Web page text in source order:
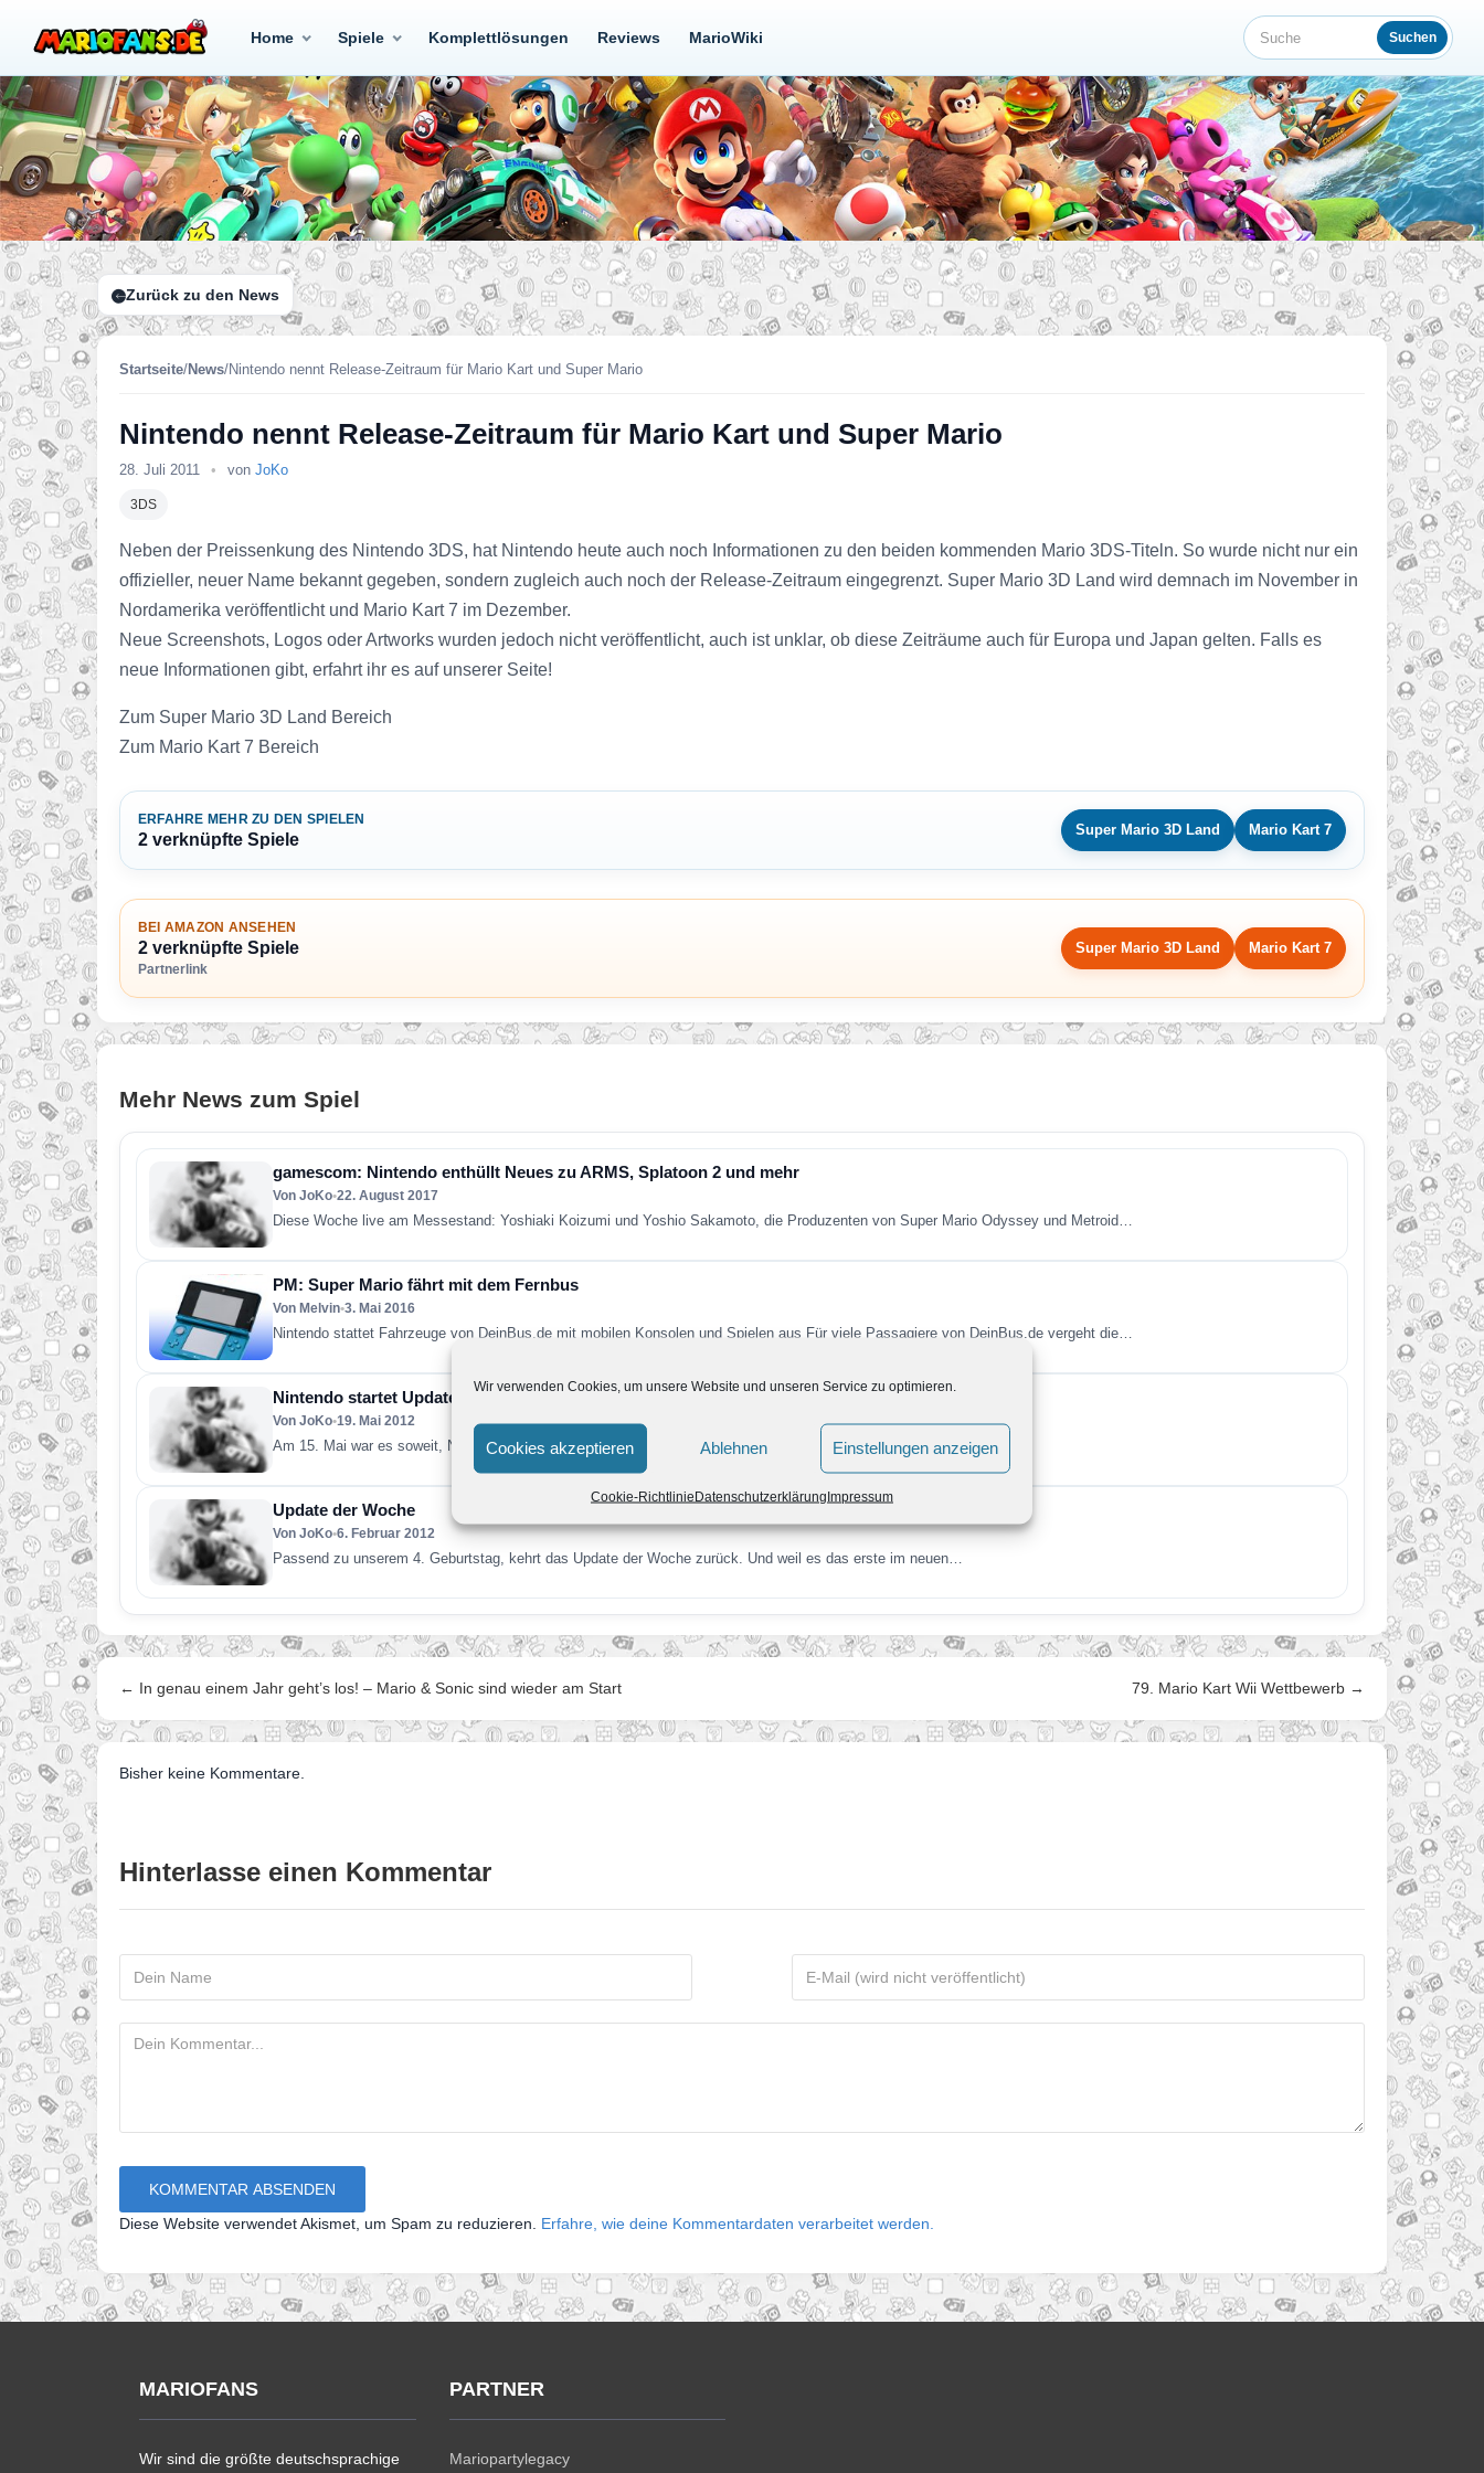
Wir verwenden Cookies, um unsere Website und unseren Service zu optimieren.
Cookies akzeptieren Ablehnen Einstellungen anzeigen
Cookie-RichtlinieDatenschutzerklärungImpressum
Home Spiele Komplettlösungen Reviews MarioWiki Suche Suchen
Zurück zu den News
Startseite/News/Nintendo nennt Release-Zeitraum für Mario Kart und Super Mario
Nintendo nennt Release-Zeitraum für Mario Kart und Super Mario
28. Juli 2011 • von JoKo
3DS
Neben der Preissenkung des Nintendo 3DS, hat Nintendo heute auch noch Informationen zu den beiden kommenden Mario 3DS-Titeln. So wurde nicht nur ein
offizieller, neuer Name bekannt gegeben, sondern zugleich auch noch der Release-Zeitraum eingegrenzt. Super Mario 3D Land wird demnach im November in
Nordamerika veröffentlicht und Mario Kart 7 im Dezember.
Neue Screenshots, Logos oder Artworks wurden jedoch nicht veröffentlicht, auch ist unklar, ob diese Zeiträume auch für Europa und Japan gelten. Falls es
neue Informationen gibt, erfahrt ihr es auf unserer Seite!
Zum Super Mario 3D Land Bereich
Zum Mario Kart 7 Bereich
ERFAHRE MEHR ZU DEN SPIELEN
2 verknüpfte Spiele
Super Mario 3D Land Mario Kart 7
BEI AMAZON ANSEHEN
2 verknüpfte Spiele
Partnerlink
Super Mario 3D Land Mario Kart 7
Mehr News zum Spiel
gamescom: Nintendo enthüllt Neues zu ARMS, Splatoon 2 und mehr
Von JoKo•22. August 2017
Diese Woche live am Messestand: Yoshiaki Koizumi und Yoshio Sakamoto, die Produzenten von Super Mario Odyssey und Metroid…
PM: Super Mario fährt mit dem Fernbus
Von Melvin•3. Mai 2016
Nintendo stattet Fahrzeuge von DeinBus.de mit mobilen Konsolen und Spielen aus Für viele Passagiere von DeinBus.de vergeht die…
Nintendo startet Update für Mario Kart 7
Von JoKo•19. Mai 2012
Am 15. Mai war es soweit, Nintendo hat das erste Patch für Mario Kart 7 veröffentlicht. Mit diesem…
Update der Woche
Von JoKo•6. Februar 2012
Passend zu unserem 4. Geburtstag, kehrt das Update der Woche zurück. Und weil es das erste im neuen…
← In genau einem Jahr geht’s los! – Mario & Sonic sind wieder am Start 79. Mario Kart Wii Wettbewerb →
Bisher keine Kommentare.
Hinterlasse einen Kommentar
Diese Website verwendet Akismet, um Spam zu reduzieren. Erfahre, wie deine Kommentardaten verarbeitet werden.
MARIOFANS
Wir sind die größte deutschsprachige
PARTNER
Mariopartylegacy